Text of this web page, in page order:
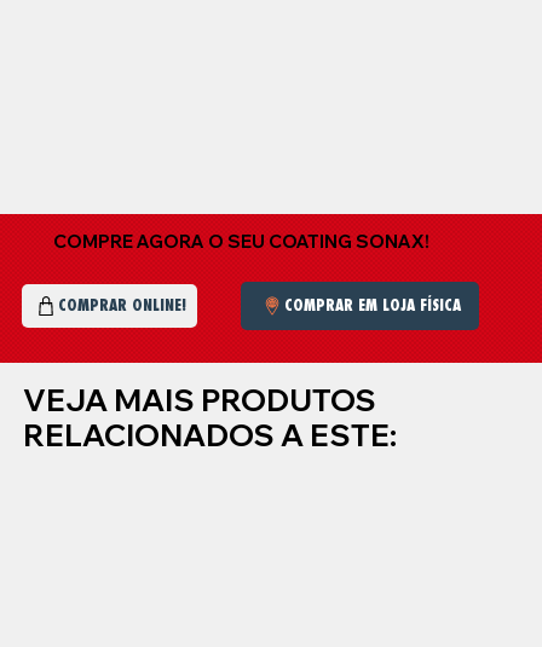
VEJA MAIS PRODUTOS
RELACIONADOS A ESTE:
COMPRE AGORA O SEU COATING SONAX!
COMPRAR ONLINE! COMPRAR EM LOJA FÍSICA